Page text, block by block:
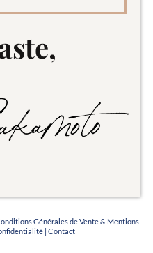
Générales de Vente & Mentions
| Contact